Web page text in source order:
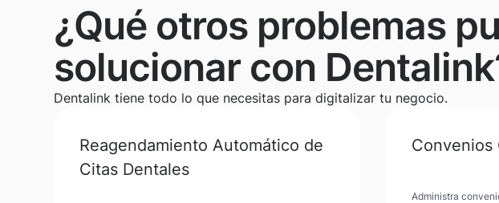
¿Qué otros problemas
solucionar con
Dentalink tiene todo lo que necesitas para digitalizar tu negocio.
Reagendamiento Automático de
Citas Dentales
Convenios
Administra